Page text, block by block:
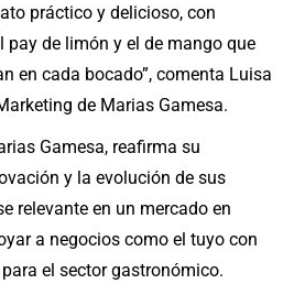
práctico y delicioso, con
de limón y el de mango que
en cada bocado”, comenta Luisa
de Marias Gamesa.
Gamesa, reafirma su
y la evolución de sus
relevante en un mercado en
a negocios como el tuyo con
el sector gastronómico.